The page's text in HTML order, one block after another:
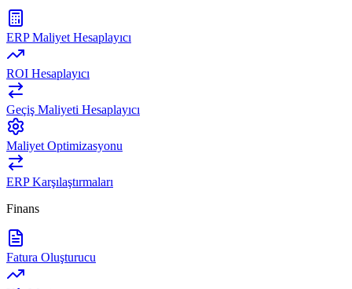
ERP Maliyet Hesaplayıcı
ROI Hesaplayıcı
Geçiş Maliyeti Hesaplayıcı
Maliyet Optimizasyonu
ERP Karşılaştırmaları
Finans
Fatura Oluşturucu